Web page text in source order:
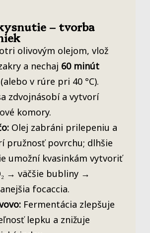
– tvorba
olivovým olejom, vlož
a nechaj 60 minút
v rúre pri 40 °C).
zdvojnásobí a vytvorí
komory.
Olej zabráni prilepeniu a
pružnosť povrchu; dlhšie
umožní kvasinkám vytvoriť
→ väčšie bubliny →
focaccia.
Fermentácia zlepšuje
lepku a znižuje